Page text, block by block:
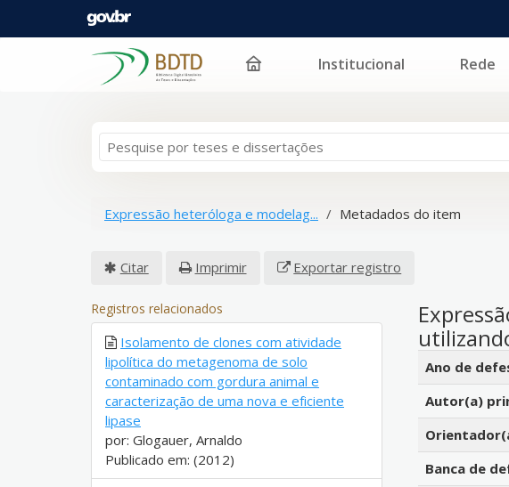
Pular para o conteúdo Institucional Rede
Expressão heteróloga e modelag... Metadados do item
Citar Imprimir Exportar registro
Detalhes
Ano de
Autor(a)
Banca de
Registros relacionados
Isolamento de clones com atividade
lipolítica do metagenoma de solo
contaminado com gordura animal e
caracterização de uma nova e eficiente
lipase
por: Glogauer, Arnaldo
Publicado em: (2012)